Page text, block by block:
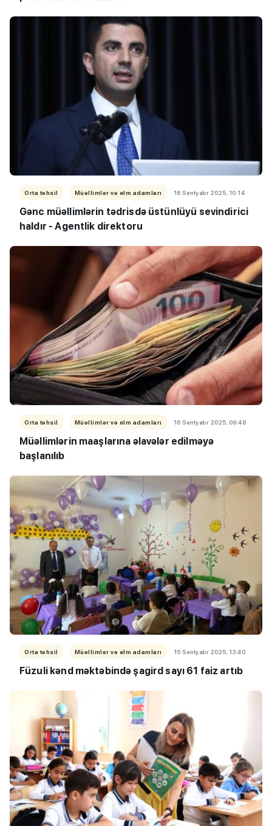
Orta təhsil Müəllimlər və elm adamları 16 Sentyabr 2025, 10:14
Gənc müəllimlərin tədrisdə üstünlüyü sevindirici
haldır - Agentlik direktoru
Orta təhsil Müəllimlər və elm adamları 16 Sentyabr 2025, 09:48
Müəllimlərin maaşlarına əlavələr edilməyə
başlanılıb
Orta təhsil Müəllimlər və elm adamları 15 Sentyabr 2025, 13:40
Füzuli kənd məktəbində şagird sayı 61 faiz artıb